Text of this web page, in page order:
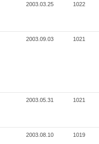
2003.03.25 1022
2003.09.03 1021
2003.05.31 1021
2003.08.10 1019